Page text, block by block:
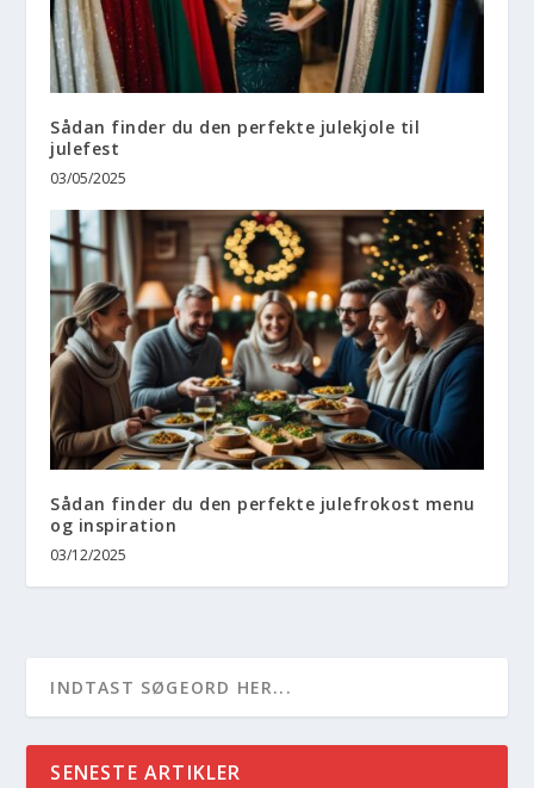
Sådan finder du den perfekte julekjole til
julefest
03/05/2025
Sådan finder du den perfekte julefrokost menu
og inspiration
03/12/2025
SENESTE ARTIKLER